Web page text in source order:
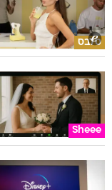
סלבס
Sheee